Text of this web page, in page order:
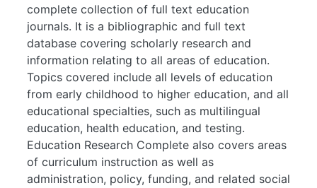
complete collection of full text education
journals. It is a bibliographic and full text
database covering scholarly research and
information relating to all areas of education.
Topics covered include all levels of education
from early childhood to higher education, and all
educational specialties, such as multilingual
education, health education, and testing.
Education Research Complete also covers areas
of curriculum instruction as well as
administration, policy, funding, and related social